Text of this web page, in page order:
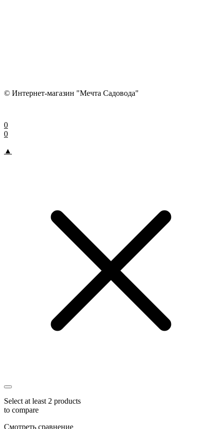
© Интернет-магазин "Мечта Садовода"
0
0
▲
Select at least 2 products
to compare
Смотреть сравнение